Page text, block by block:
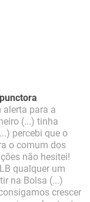
alerta para a
(...) tinha
percebi que o
o comum dos
não hesitei!
qualquer um
na Bolsa (...)
crescer